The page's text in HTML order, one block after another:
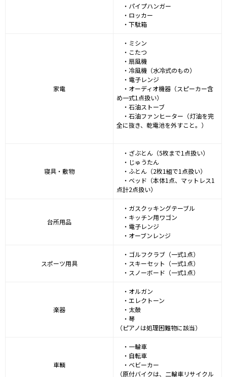
・パイプハンガー
・ロッカー
・下駄箱
家電
・ミシン
・こたつ
・扇風機
・冷風機（水冷式のもの）
・電子レンジ
・オーディオ機器（スピーカー含
め一式1点扱い）
・石油ストーブ
・石油ファンヒーター（灯油を完
全に抜き、乾電池を外すこと。）
寝具・敷物
・ざぶとん（5枚まで1点扱い）
・じゅうたん
・ふとん（2枚1組で1点扱い）
・ベッド（本体1点、マットレス1
点計2点扱い）
台所用品
・ガスクッキングテーブル
・キッチン用ワゴン
・電子レンジ
・オーブンレンジ
スポーツ用具
・ゴルフクラブ（一式1点）
・スキーセット（一式1点）
・スノーボード（一式1点）
楽器
・オルガン
・エレクトーン
・太鼓
・琴
（ピアノは処理困難物に該当）
車輌
・一輪車
・自転車
・ベビーカー
（原付バイクは、二輪車リサイクル